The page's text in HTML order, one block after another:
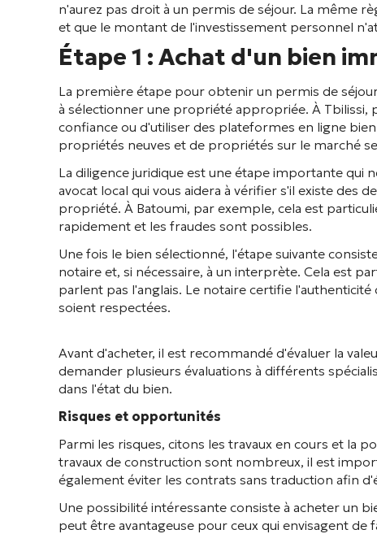
n'aurez pas droit à un permis de séjour. La même
et que le montant de l'investissement personnel
Étape 1 : Achat d'un bien
La première étape pour obtenir un permis de
à sélectionner une propriété appropriée. À
confiance ou d'utiliser des plateformes en ligne
propriétés neuves et de propriétés sur le marché
La diligence juridique est une étape importante qui
avocat local qui vous aidera à vérifier s'il existe des
propriété. À Batoumi, par exemple, cela est
rapidement et les fraudes sont possibles.
Une fois le bien sélectionné, l'étape suivante
notaire et, si nécessaire, à un interprète. Cela est
parlent pas l'anglais. Le notaire certifie
soient respectées.
Avant d'acheter, il est recommandé d'évaluer la
demander plusieurs évaluations à différents
dans l'état du bien.
Risques et opportunités
Parmi les risques, citons les travaux en cours et la
travaux de construction sont nombreux, il est
également éviter les contrats sans traduction afin
Une possibilité intéressante consiste à acheter un
peut être avantageuse pour ceux qui envisagent